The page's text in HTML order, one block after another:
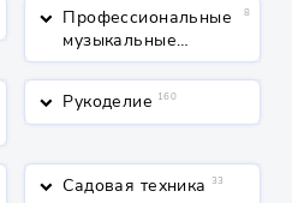
keyboard_arrow_down Профессиональные
музыкальные
инструменты
8
keyboard_arrow_down Рукоделие 160
keyboard_arrow_down Садовая техника 33